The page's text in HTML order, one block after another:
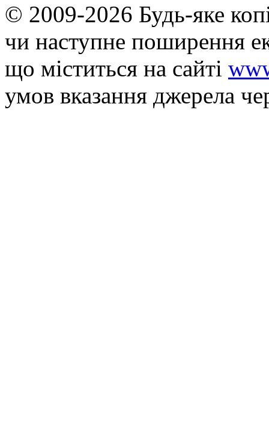
© 2009-2026 Будь-яке
чи наступне поширення
що мiститься на сайті
умов вказання джерела